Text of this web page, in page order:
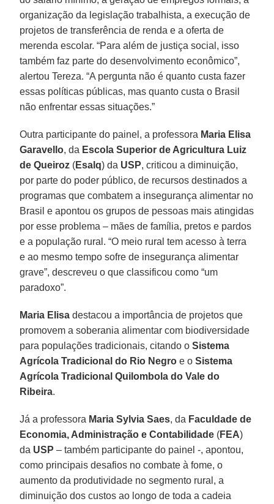
organização da legislação trabalhista, a execução de
projetos de transferência de renda e a oferta de
merenda escolar. “Para além de justiça social, isso
também faz parte do desenvolvimento econômico”,
alertou Tereza. “A pergunta não é quanto custa fazer
essas políticas públicas, mas quanto custa o Brasil
não enfrentar essas situações.”
Outra participante do painel, a professora Maria Elisa
Garavello, da Escola Superior de Agricultura Luiz
de Queiroz (Esalq) da USP, criticou a diminuição,
por parte do poder público, de recursos destinados a
programas que combatem a insegurança alimentar no
Brasil e apontou os grupos de pessoas mais atingidas
por esse problema – mães de família, pretos e pardos
e a população rural. “O meio rural tem acesso à terra
e ao mesmo tempo sofre de insegurança alimentar
grave”, descreveu o que classificou como “um
paradoxo”.
Maria Elisa destacou a importância de projetos que
promovem a soberania alimentar com biodiversidade
para populações tradicionais, citando oSistema
Agrícola Tradicional do Rio Negro e oSistema
Agrícola Tradicional Quilombola do Vale do
Ribeira.
Já a professora Maria Sylvia Saes, da Faculdade de
Economia, Administração e Contabilidade (FEA)
da USP – também participante do painel -, apontou,
como principais desafios no combate à fome, o
aumento da produtividade no segmento rural, a
diminuição dos custos ao longo de toda a cadeia